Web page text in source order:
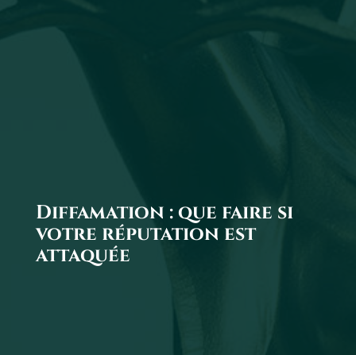
Diffamation : que faire si
votre réputation est
attaquée